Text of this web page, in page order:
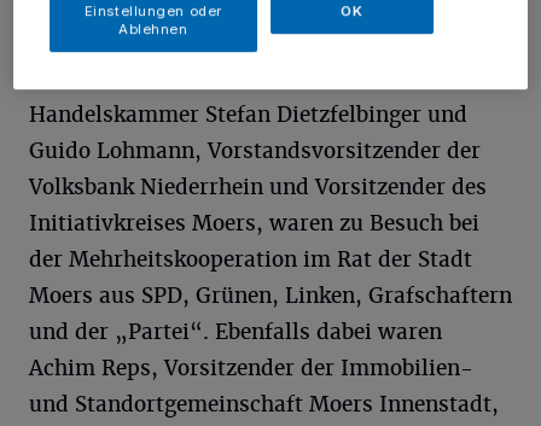
D
er Hauptgeschäftsführer der
Handelskammer Stefan Dietzfelbinger und
Guido Lohmann, Vorstandsvorsitzender der
Volksbank Niederrhein und Vorsitzender des
Initiativkreises Moers, waren zu Besuch bei
der Mehrheitskooperation im Rat der Stadt
Moers aus SPD, Grünen, Linken, Grafschaftern
und der „Partei“. Ebenfalls dabei waren
Achim Reps, Vorsitzender der Immobilien-
und Standortgemeinschaft Moers Innenstadt,
Einstellungen oder
Ablehnen
OK